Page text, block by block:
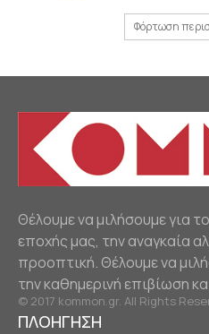
Φόρτωση
Θέλουμε να μιλήσουμε για
εποχής μας, την αναγκαία
προοπτική. Θέλουμε να
την καθημερινή επιβίωση
© 2017 kommon.gr. All Rights
ΠΛΟΗΓΗΣΗ